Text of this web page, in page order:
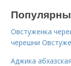
Овстуженка
черешни
Аджика